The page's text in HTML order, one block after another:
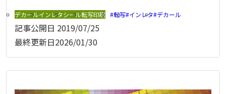
デカールインレタシール転写印刷 転写 インレタ デカール
記事公開日 2019/07/25
最終更新日2026/01/30